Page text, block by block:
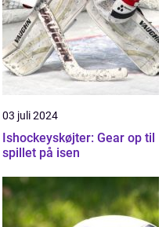
03 juli 2024
Ishockeyskøjter: Gear op til
spillet på isen